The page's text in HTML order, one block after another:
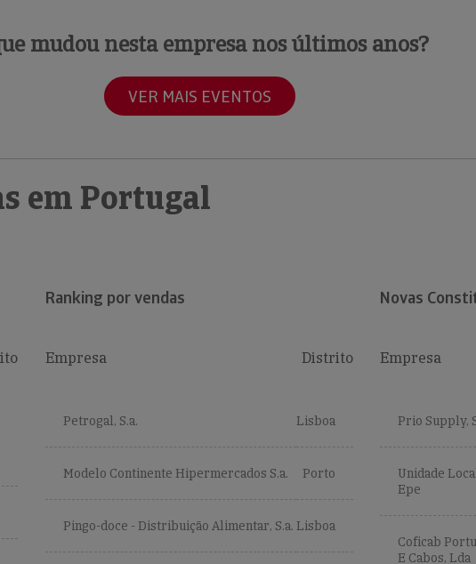
mudou nesta empresa nos últimos anos?
VER MAIS EVENTOS
em Portugal
Ranking por vendas
Empresa Distrito
Petrogal, S.a. Lisboa
Modelo Continente Hipermercados S.a. Porto
Pingo-doce - Distribuição Alimentar, S.a. Lisboa
Novas
Empresa
Prio Supply,
Unidade
Epe
Coficab
E Cabos, Lda